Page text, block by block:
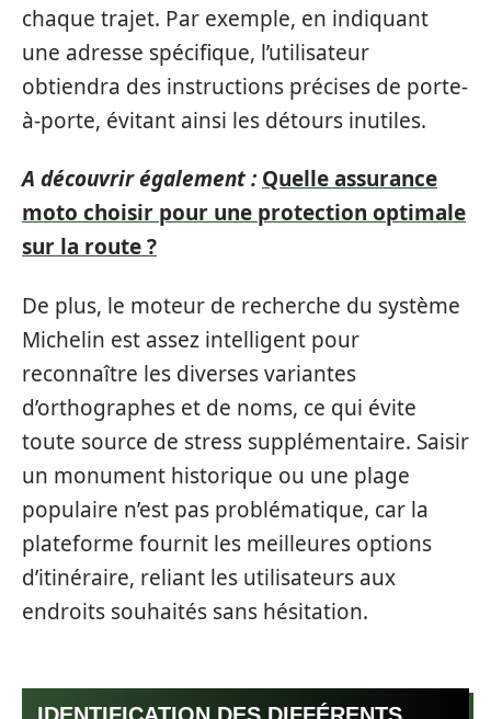
chaque trajet. Par exemple, en indiquant
une adresse spécifique, l’utilisateur
obtiendra des instructions précises de porte-
à-porte, évitant ainsi les détours inutiles.
A découvrir également : Quelle assurance
moto choisir pour une protection optimale
sur la route ?
De plus, le moteur de recherche du système
Michelin est assez intelligent pour
reconnaître les diverses variantes
d’orthographes et de noms, ce qui évite
toute source de stress supplémentaire. Saisir
un monument historique ou une plage
populaire n’est pas problématique, car la
plateforme fournit les meilleures options
d’itinéraire, reliant les utilisateurs aux
endroits souhaités sans hésitation.